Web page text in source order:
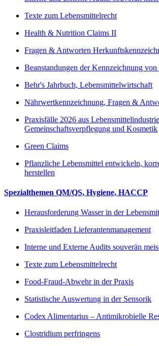
Texte zum Lebensmittelrecht
Health & Nutrition Claims II
Fragen & Antworten
Beanstandungen der Kennzeichnung
Behr's Jahrbuch, Lebensmittelwirtschaft
Nährwertkennzeichnung, Fragen &
Praxisfälle 2026 aus
Gemeinschaftsverpflegung und Kosmetik
Green Claims
Pflanzliche Lebensmittel entwickeln,
herstellen
Spezialthemen QM/QS, Hygiene, HACCP
Herausforderung Wasser in der
Praxisleitfaden Lieferantenmanagement
Interne und Externe Audits souverän
Texte zum Lebensmittelrecht
Food-Fraud-Abwehr in der Praxis
Statistische Auswertung in der Sensorik
Codex Alimentarius – Antimikrobielle
Clostridium perfringens